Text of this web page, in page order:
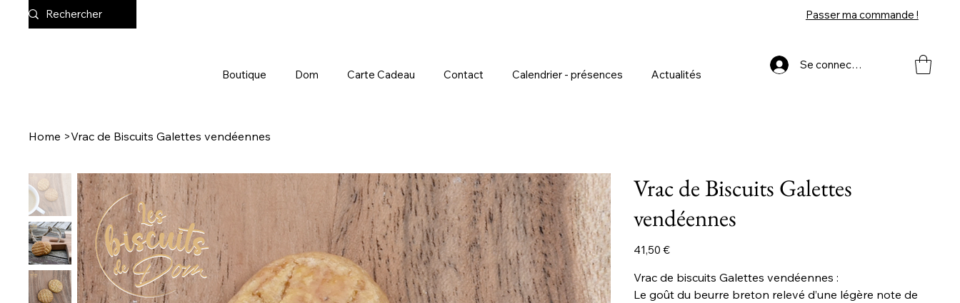
Boutique Dom Carte Cadeau Contact Calendrier - présences Actualités
Se connecter
Passer ma commande !
Home >Vrac de Biscuits Galettes vendéennes
Vrac de Biscuits Galettes
vendéennes
Prix
41,50 €
Vrac de biscuits Galettes vendéennes :
Le goût du beurre breton relevé d’une légère note de